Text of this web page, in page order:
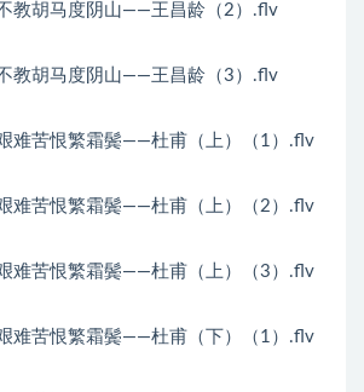
教胡马度阴山——王昌龄（2）.flv
教胡马度阴山——王昌龄（3）.flv
难苦恨繁霜鬓——杜甫（上）（1）.flv
难苦恨繁霜鬓——杜甫（上）（2）.flv
难苦恨繁霜鬓——杜甫（上）（3）.flv
难苦恨繁霜鬓——杜甫（下）（1）.flv